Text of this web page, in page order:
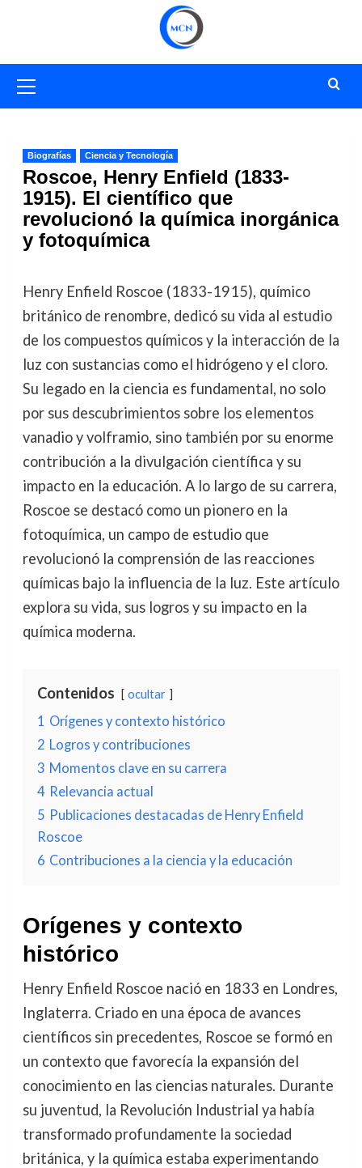
primario
Biografías Ciencia y Tecnología
Roscoe, Henry Enfield (1833-
1915). El científico que
revolucionó la química inorgánica
y fotoquímica
Henry Enfield Roscoe (1833-1915), químico
británico de renombre, dedicó su vida al estudio
de los compuestos químicos y la interacción de la
luz con sustancias como el hidrógeno y el cloro.
Su legado en la ciencia es fundamental, no solo
por sus descubrimientos sobre los elementos
vanadio y volframio, sino también por su enorme
contribución a la divulgación científica y su
impacto en la educación. A lo largo de su carrera,
Roscoe se destacó como un pionero en la
fotoquímica, un campo de estudio que
revolucionó la comprensión de las reacciones
químicas bajo la influencia de la luz. Este artículo
explora su vida, sus logros y su impacto en la
química moderna.
Contenidos ocultar
1 Orígenes y contexto histórico
2 Logros y contribuciones
3 Momentos clave en su carrera
4 Relevancia actual
5 Publicaciones destacadas de Henry Enfield
Roscoe
6 Contribuciones a la ciencia y la educación
Orígenes y contexto
histórico
Henry Enfield Roscoe nació en 1833 en Londres,
Inglaterra. Criado en una época de avances
científicos sin precedentes, Roscoe se formó en
un contexto que favorecía la expansión del
conocimiento en las ciencias naturales. Durante
su juventud, la Revolución Industrial ya había
transformado profundamente la sociedad
británica, y la química estaba experimentando